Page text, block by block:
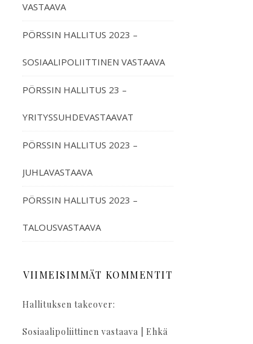
VASTAAVA
PÖRSSIN HALLITUS 2023 –
SOSIAALIPOLIITTINEN VASTAAVA
PÖRSSIN HALLITUS 23 –
YRITYSSUHDEVASTAAVAT
PÖRSSIN HALLITUS 2023 –
JUHLAVASTAAVA
PÖRSSIN HALLITUS 2023 –
TALOUSVASTAAVA
VIIMEISIMMÄT KOMMENTIT
Hallituksen takeover:
Sosiaalipoliittinen vastaava | Ehkä